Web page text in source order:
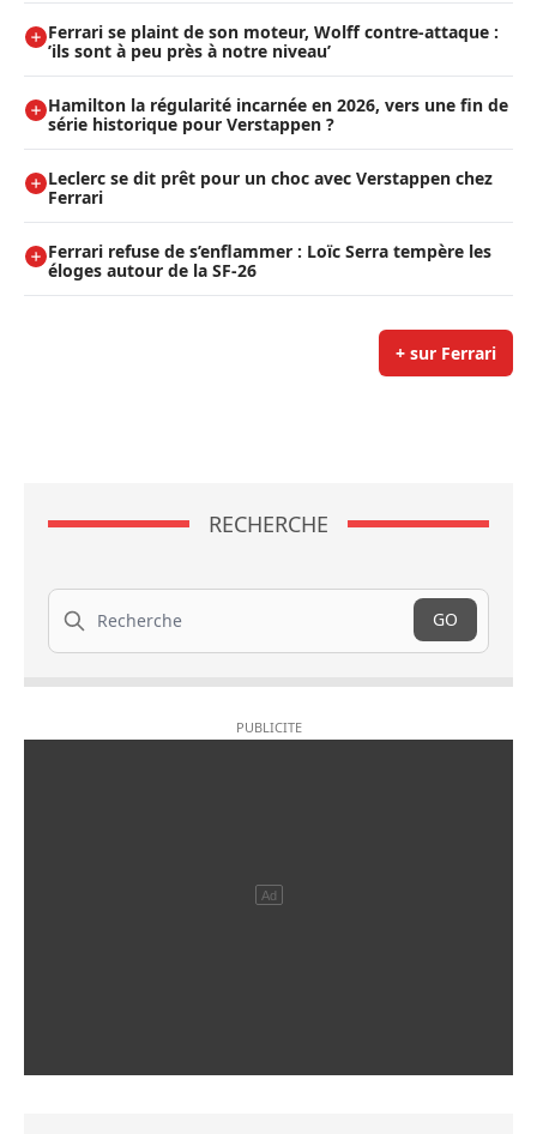
Ferrari se plaint de son moteur, Wolff contre-attaque :
’ils sont à peu près à notre niveau’
Hamilton la régularité incarnée en 2026, vers une fin de
série historique pour Verstappen ?
Leclerc se dit prêt pour un choc avec Verstappen chez
Ferrari
Ferrari refuse de s’enflammer : Loïc Serra tempère les
éloges autour de la SF-26
+ sur Ferrari
RECHERCHE
Recherche
GO